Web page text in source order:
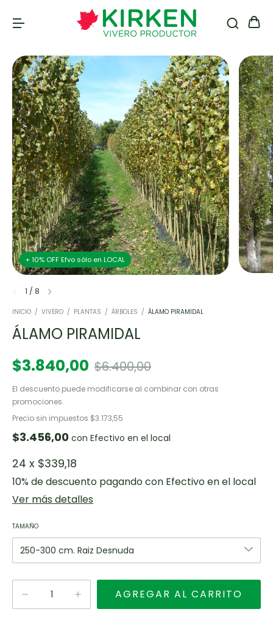
+ 10% OFF Efvo sólo en LOCAL
1 / 8
INICIO / VIVERO / PLANTAS / ÁRBOLES / ÁLAMO PIRAMIDAL
ÁLAMO PIRAMIDAL
$3.840,00 $6.400,00
El descuento puede modificarse al combinar con otras
promociones.
Precio sin impuestos $3.173,55
$3.456,00 con Efectivo en el local
24 x $339,18
10% de descuento pagando con Efectivo en el local
Ver más detalles
TAMAÑO